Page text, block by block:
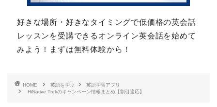
好きな場所・好きなタイミングで低価格の英会話
レッスンを受講できるオンライン英会話を始めて
みよう！まずは無料体験から！
HOME 英語を学ぶ
英語学習アプリ
HiNative Trekのキャンペーン情報まとめ【割引適応】